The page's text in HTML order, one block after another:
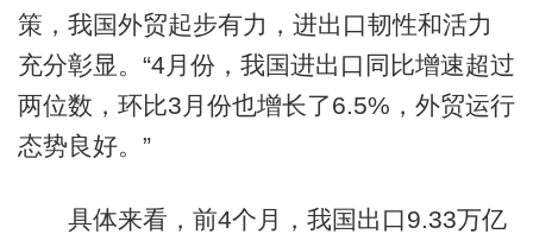
策，我国外贸起步有力，进出口韧性和活力
充分彰显。“4月份，我国进出口同比增速超过
两位数，环比3月份也增长了6.5%，外贸运行
态势良好。”
具体来看，前4个月，我国出口9.33万亿